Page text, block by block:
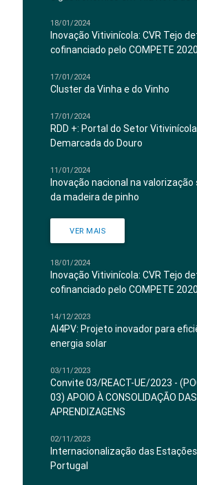
18/01/2024
Inovação Vitivinícola: CVR Tejo
cofinanciado pelo COMPETE 2020
17/01/2024
Cluster da Vinha e do Vinho
17/01/2024
RDD +: Portal do Setor
Demarcada do Douro
11/01/2024
Inovação nacional na
da madeira de pinho
VER MAIS
18/01/2024
Inovação Vitivinícola: CVR Tejo
cofinanciado pelo COMPETE 2020
14/12/2023
AI4PV: Projeto inovador para
energia solar
03/11/2023
Convite 03/REACT-UE/2023 -
03) APOIO À CONSOLIDAÇÃO DAS
APRENDIZAGENS
02/11/2023
Internacionalização das
Portugal